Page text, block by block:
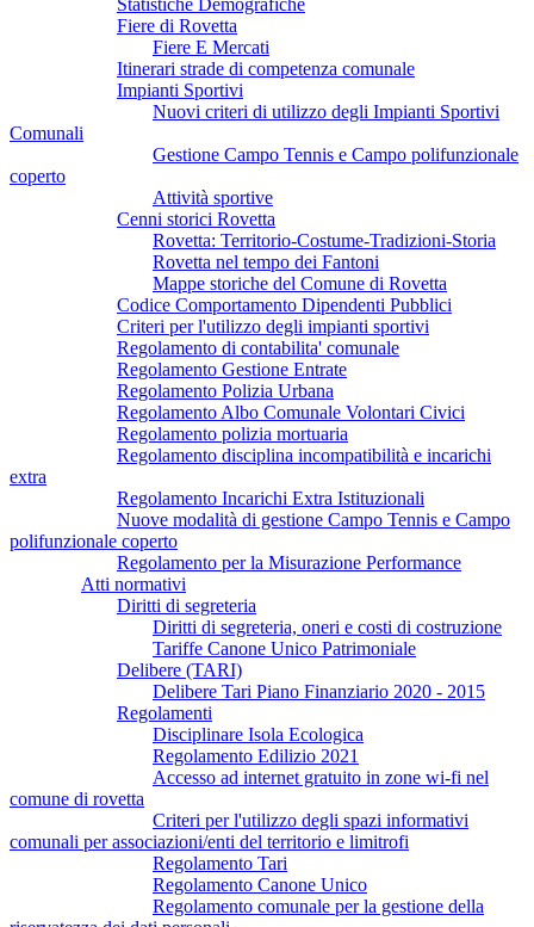
Fiere di Rovetta
Fiere E Mercati
Itinerari strade di competenza comunale
Impianti Sportivi
Nuovi criteri di utilizzo degli Impianti Sportivi
Comunali
Gestione Campo Tennis e Campo polifunzionale
coperto
Attività sportive
Cenni storici Rovetta
Rovetta: Territorio-Costume-Tradizioni-Storia
Rovetta nel tempo dei Fantoni
Mappe storiche del Comune di Rovetta
Codice Comportamento Dipendenti Pubblici
Criteri per l'utilizzo degli impianti sportivi
Regolamento di contabilita' comunale
Regolamento Gestione Entrate
Regolamento Polizia Urbana
Regolamento Albo Comunale Volontari Civici
Regolamento polizia mortuaria
Regolamento disciplina incompatibilità e incarichi
extra
Regolamento Incarichi Extra Istituzionali
Nuove modalità di gestione Campo Tennis e Campo
polifunzionale coperto
Regolamento per la Misurazione Performance
Atti normativi
Diritti di segreteria
Diritti di segreteria, oneri e costi di costruzione
Tariffe Canone Unico Patrimoniale
Delibere (TARI)
Delibere Tari Piano Finanziario 2020 - 2015
Regolamenti
Disciplinare Isola Ecologica
Regolamento Edilizio 2021
Accesso ad internet gratuito in zone wi-fi nel
comune di rovetta
Criteri per l'utilizzo degli spazi informativi
comunali per associazioni/enti del territorio e limitrofi
Regolamento Tari
Regolamento Canone Unico
Regolamento comunale per la gestione della